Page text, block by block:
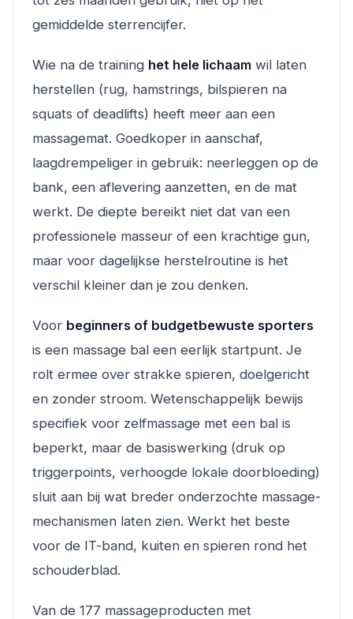
gemiddelde sterrencijfer.
Wie na de training het hele lichaam wil laten
herstellen (rug, hamstrings, bilspieren na
squats of deadlifts) heeft meer aan een
massagemat. Goedkoper in aanschaf,
laagdrempeliger in gebruik: neerleggen op de
bank, een aflevering aanzetten, en de mat
werkt. De diepte bereikt niet dat van een
professionele masseur of een krachtige gun,
maar voor dagelijkse herstelroutine is het
verschil kleiner dan je zou denken.
Voor beginners of budgetbewuste sporters
is een massage bal een eerlijk startpunt. Je
rolt ermee over strakke spieren, doelgericht
en zonder stroom. Wetenschappelijk bewijs
specifiek voor zelfmassage met een bal is
beperkt, maar de basiswerking (druk op
triggerpoints, verhoogde lokale doorbloeding)
sluit aan bij wat breder onderzochte massage-
mechanismen laten zien. Werkt het beste
voor de IT-band, kuiten en spieren rond het
schouderblad.
Van de 177 massageproducten met